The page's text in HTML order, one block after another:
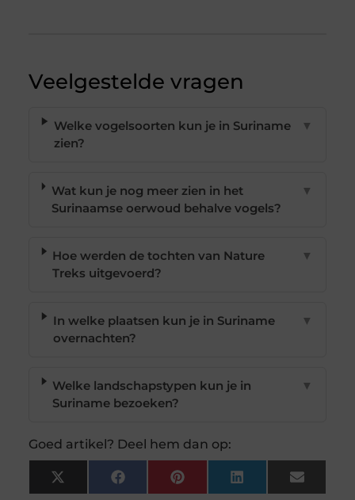
Veelgestelde vragen
Welke vogelsoorten kun je in Suriname
zien?
▼
Wat kun je nog meer zien in het
Surinaamse oerwoud behalve vogels?
▼
Hoe werden de tochten van Nature
Treks uitgevoerd?
▼
In welke plaatsen kun je in Suriname
overnachten?
▼
Welke landschapstypen kun je in
Suriname bezoeken?
▼
Goed artikel? Deel hem dan op:
X
(Twitter)
FacebookPinterest LinkedIn Email